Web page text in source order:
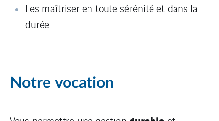
Les maîtriser en toute sérénité et dans la
durée
Notre vocation